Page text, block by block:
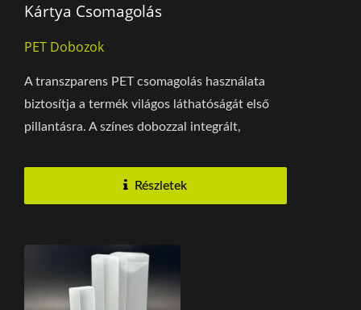
Kártya Csomagolás
PET Dobozok
A transzparens PET csomagolás használata
biztosítja a termék világos láthatóságát első
pillantásra. A színes dobozzal integrált,
Részletek